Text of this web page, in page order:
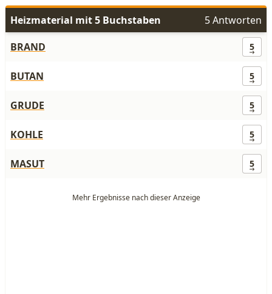
Heizmaterial mit 5 Buchstaben
5 Antworten
BRAND
5
BUTAN 5
GRUDE 5
KOHLE 5
MASUT 5